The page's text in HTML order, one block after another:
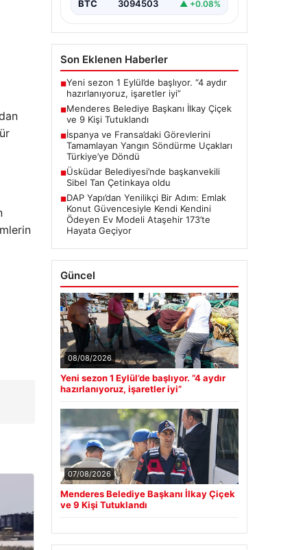
BTC 3094503 ▲ +0.08%
Son Eklenen Haberler
■Yeni sezon 1 Eylül’de başlıyor. “4 aydır
hazırlanıyoruz, işaretler iyi”
■Menderes Belediye Başkanı İlkay Çiçek
ve 9 Kişi Tutuklandı
■İspanya ve Fransa’daki Görevlerini
Tamamlayan Yangın Söndürme Uçakları
Türkiye’ye Döndü
■Üsküdar Belediyesi’nde başkanvekili
Sibel Tan Çetinkaya oldu
■DAP Yapı’dan Yenilikçi Bir Adım: Emlak
Konut Güvencesiyle Kendi Kendini
Ödeyen Ev Modeli Ataşehir 173’te
Hayata Geçiyor
Güncel
08/08/2026
Yeni sezon 1 Eylül’de başlıyor. “4 aydır
hazırlanıyoruz, işaretler iyi”
07/08/2026
Menderes Belediye Başkanı İlkay Çiçek
ve 9 Kişi Tutuklandı